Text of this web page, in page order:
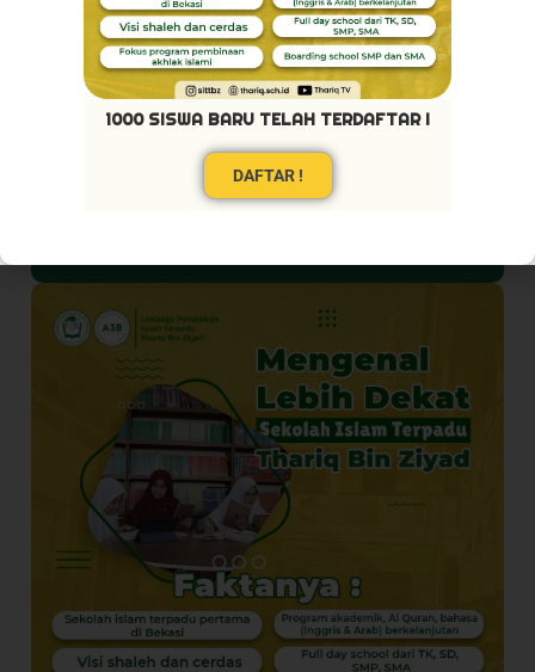
1000 SISWA BARU TELAH TERDAFTAR !
DAFTAR !